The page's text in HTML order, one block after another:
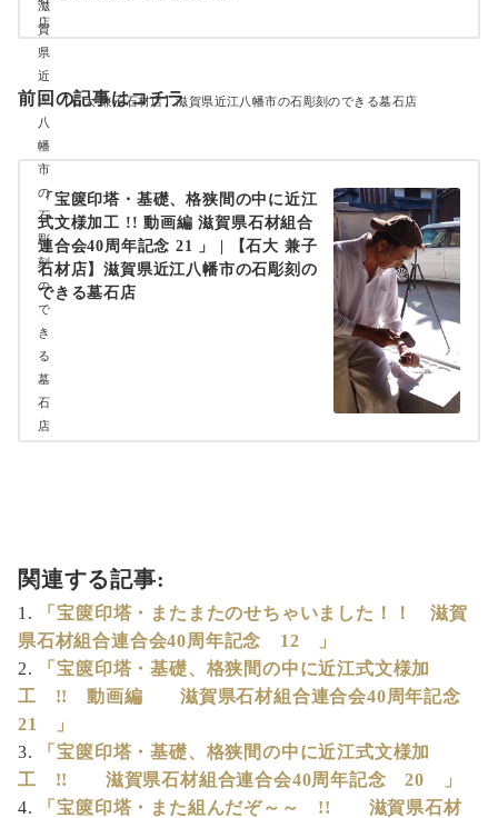
前回の記事はコチラ
「宝篋印塔・基礎、格狭間の中に近江
式文様加工 !! 動画編 滋賀県石材組合
連合会40周年記念 21 」 | 【石大 兼子
石材店】滋賀県近江八幡市の石彫刻の
できる墓石店
【石大 兼子石材店】滋賀県近江八幡市の石彫刻のできる墓石店
関連する記事:
「宝篋印塔・またまたのせちゃいました！！ 滋賀
県石材組合連合会40周年記念 12 」
「宝篋印塔・基礎、格狭間の中に近江式文様加
工 !! 動画編 滋賀県石材組合連合会40周年記念
21 」
「宝篋印塔・基礎、格狭間の中に近江式文様加
工 !! 滋賀県石材組合連合会40周年記念 20 」
「宝篋印塔・また組んだぞ～～ !! 滋賀県石材